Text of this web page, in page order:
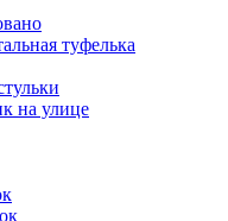
туфелька
на улице